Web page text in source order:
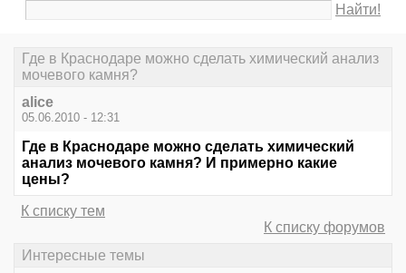
Найти!
Где в Краснодаре можно сделать химический анализ
мочевого камня?
alice
05.06.2010 - 12:31
Где в Краснодаре можно сделать химический
анализ мочевого камня? И примерно какие
цены?
К списку тем
К списку форумов
Интересные темы